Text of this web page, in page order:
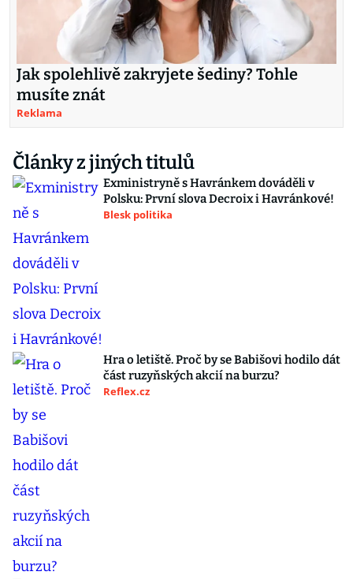
Jak spolehlivě zakryjete šediny? Tohle
musíte znát
Reklama
Články z jiných titulů
Exministryně s Havránkem dováděli v
Polsku: První slova Decroix i Havránkové!
Blesk politika
Hra o letiště. Proč by se Babišovi hodilo dát
část ruzyňských akcií na burzu?
Reflex.cz